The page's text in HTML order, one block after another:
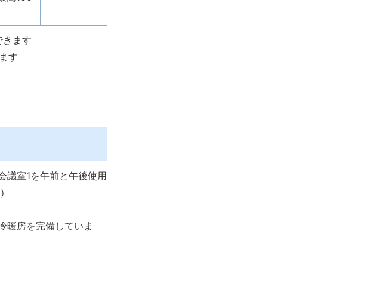
きます
す
議室1を午前と午後使用
暖房を完備していま